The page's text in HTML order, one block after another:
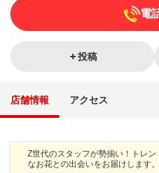
電
投稿
店舗情報 アクセス
Z世代のスタッフが勢揃い！トレ
なお花との出会いをお届けします。